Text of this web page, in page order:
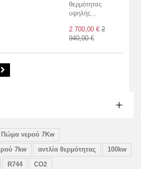
θερμότητας
υψηλής...
2 700,00 € 2
940,00 €
Πώμα νερού 7Kw
7kw
αντλία θερμότητας
100kw
R744
CO2